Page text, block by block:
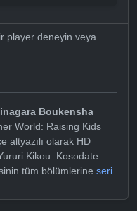
player deneyin veya
Boukensha
World: Raising Kids
altyazılı olarak HD
Kikou: Kosodate
tüm bölümlerine seri